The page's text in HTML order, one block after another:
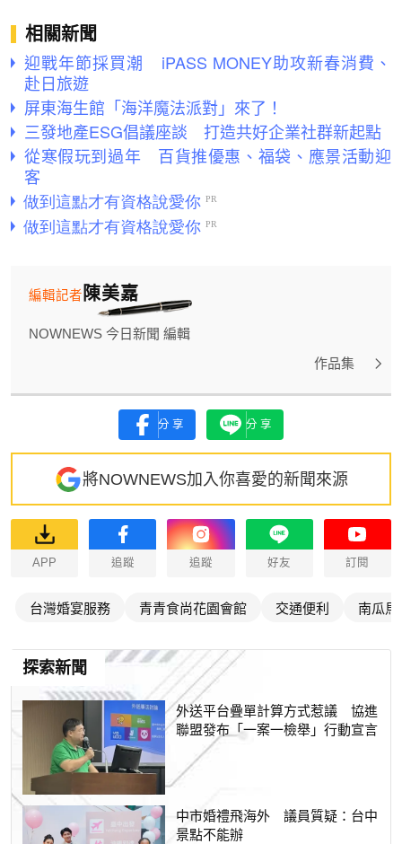
相關新聞
迎戰年節採買潮 iPASS MONEY助攻新春消費、
赴日旅遊
屏東海生館「海洋魔法派對」來了！
三發地產ESG倡議座談 打造共好企業社群新起點
從寒假玩到過年 百貨推優惠、福袋、應景活動迎
客
陳美嘉
編輯記者
NOWNEWS 今日新聞 編輯
作品集
分享 分享
將NOWNEWS加入你喜愛的新聞來源
APP 追蹤 追蹤 好友 訂閱
台灣婚宴服務 青青食尚花園會館 交通便利 南瓜
探索新聞
外送平台疊單計算方式惹議 協進
聯盟發布「一案一檢舉」行動宣言
中市婚禮飛海外 議員質疑：台中
景點不能辦